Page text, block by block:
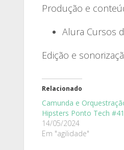
Produção e
Alura Cursos
Edição e
Relacionado
Camunda e
Hipsters Ponto Tech
14/05/2024
Em "agilidade"